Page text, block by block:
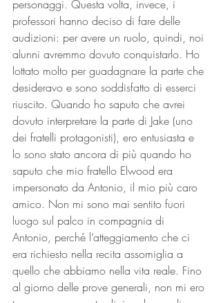
personaggi. Questa volta, invece, i
professori hanno deciso di fare delle
audizioni: per avere un ruolo, quindi, noi
alunni avremmo dovuto conquistarlo. Ho
lottato molto per guadagnare la parte che
desideravo e sono soddisfatto di esserci
riuscito. Quando ho saputo che avrei
dovuto interpretare la parte di Jake (uno
dei fratelli protagonisti), ero entusiasta e
lo sono stato ancora di più quando ho
saputo che mio fratello Elwood era
impersonato da Antonio, il mio più caro
amico. Non mi sono mai sentito fuori
luogo sul palco in compagnia di
Antonio, perché l’atteggiamento che ci
era richiesto nella recita assomiglia a
quello che abbiamo nella vita reale. Fino
al giorno delle prove generali, non mi ero